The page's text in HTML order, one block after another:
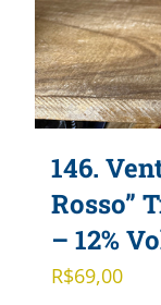
146.
Rosso”
– 12%
R$69,00